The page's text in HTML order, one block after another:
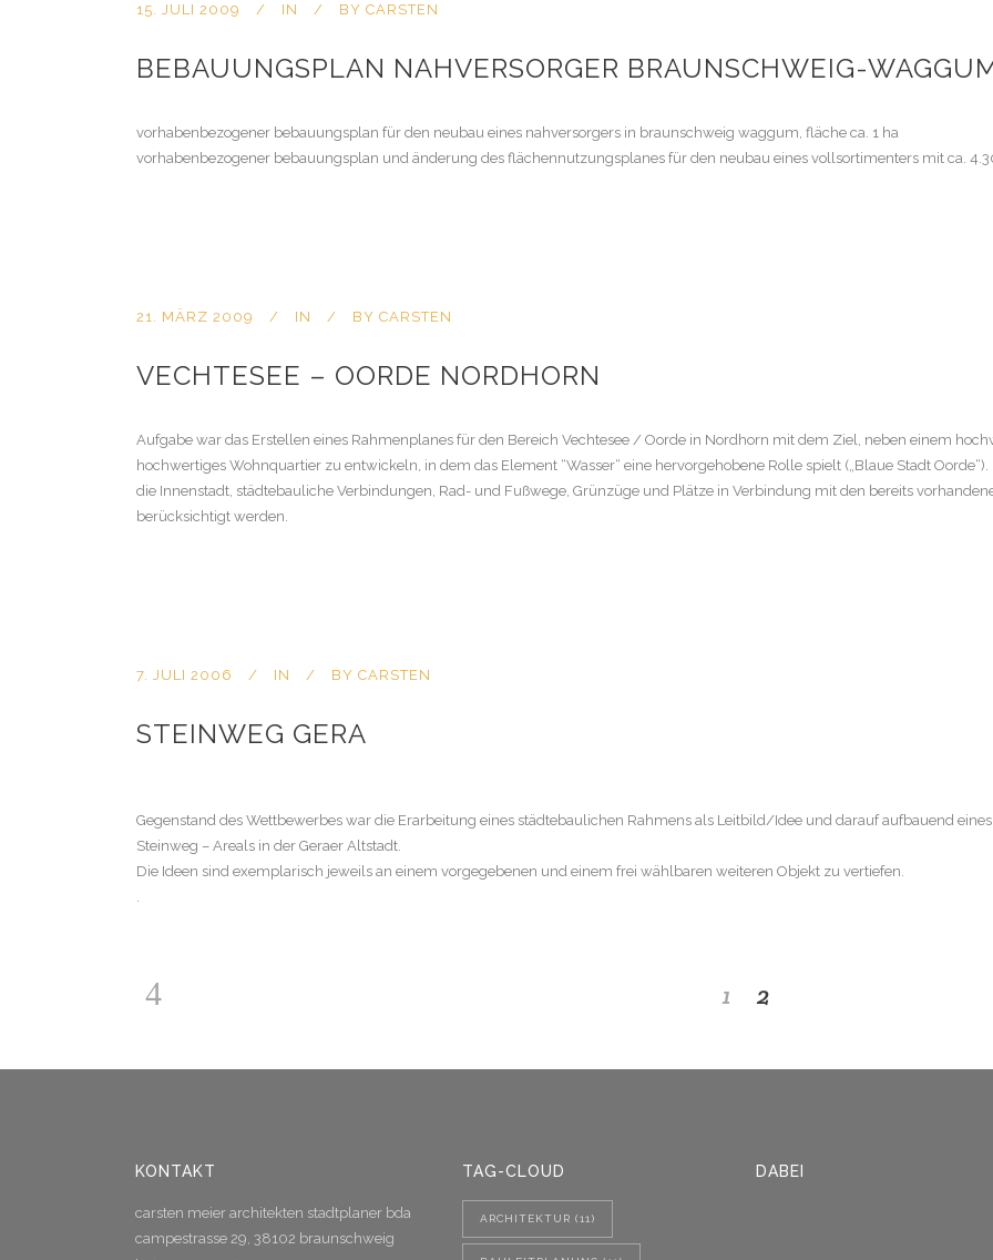
15. JULI 2009 IN BY CARSTEN
BEBAUUNGSPLAN NAHVERSORGER BRAUNSCHWEIG-
vorhabenbezogener bebauungsplan für den neubau eines nahversorgers in braunschweig waggum, fläche ca. 1 ha
vorhabenbezogener bebauungsplan und änderung des flächennutzungsplanes für den neubau eines vollsortimenters mit ca.
21. MÄRZ 2009 IN BY CARSTEN
VECHTESEE – OORDE NORDHORN
Aufgabe war das Erstellen eines Rahmenplanes für den Bereich Vechtesee / Oorde in Nordhorn mit dem Ziel, neben einem
hochwertiges Wohnquartier zu entwickeln, in dem das Element “Wasser“ eine hervorgehobene Rolle spielt („Blaue Stadt
die Innenstadt, städtebauliche Verbindungen, Rad- und Fußwege, Grünzüge und Plätze in Verbindung mit den bereits
berücksichtigt werden.
7. JULI 2006 IN BY CARSTEN
STEINWEG GERA
Gegenstand des Wettbewerbes war die Erarbeitung eines städtebaulichen Rahmens als Leitbild/Idee und darauf aufbauend
Steinweg – Areals in der Geraer Altstadt.
Die Ideen sind exemplarisch jeweils an einem vorgegebenen und einem frei wählbaren weiteren Objekt zu vertiefen.
.
1 2
KONTAKT
carsten meier architekten stadtplaner bda
campestrasse 29, 38102 braunschweig
TAG-CLOUD
ARCHITEKTUR (11)
DABEI